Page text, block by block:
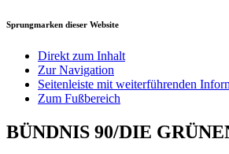
Sprungmarken dieser Website
Direkt zum Inhalt
Zur Navigation
Seitenleiste mit weiterführenden
Zum Fußbereich
BÜNDNIS 90/DIE